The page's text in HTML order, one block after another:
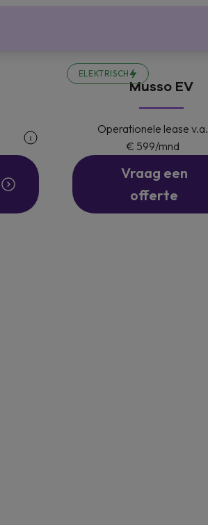
ELEKTRISCH
Musso EV
Operationele lease v.a.
€ 599/mnd
Vraag een
offerte